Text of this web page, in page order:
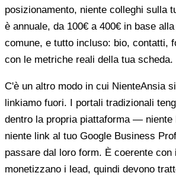
posizionamento, niente colleghi sulla
è annuale, da 100€ a 400€ in base
comune, e tutto incluso: bio, contatti,
con le metriche reali della tua scheda.
C'è un altro modo in cui NienteAnsia
linkiamo fuori. I portali tradizionali
dentro la propria piattaforma — niente
niente link al tuo Google Business
passare dal loro form. È coerente con
monetizzano i lead, quindi devono